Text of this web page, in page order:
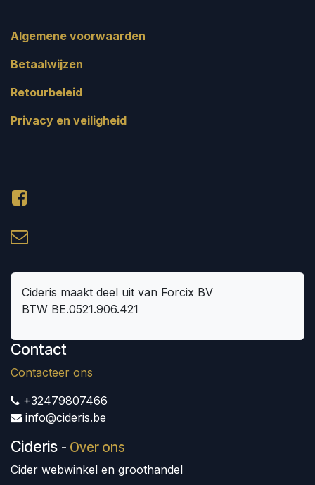
Algemene voorwaarden
Betaalwijzen
Retourbeleid
Privacy en veiligheid
Cideris maakt deel uit van Forcix BV
BTW BE.0521.906.421
Contact
Contacteer ons
+32479807466
info@cideris.be
Cideris - Over ons
Cider webwinkel en groothandel